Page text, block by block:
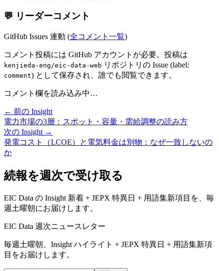
💬 リーダーコメント
GitHub Issues 連動 (全コメント一覧)
コメント投稿には GitHub アカウントが必要。投稿は
kenjieda-eng/eic-data-web リポジトリの Issue (label:
comment) として保存され、誰でも閲覧できます。
コメント欄を読み込み中…
← 前の Insight
電力市場の3層：スポット・容量・需給調整の読み方
次の Insight →
発電コスト（LCOE）と電気料金は別物：なぜ一致しないの
か
続報を週次で受け取る
EIC Data の Insight 新着 + JEPX 特異日 + 用語集新項目を、毎
週土曜朝にお届けします。
EIC Data 週次ニュースレター
毎週土曜朝、Insight ハイライト + JEPX 特異日 + 用語集新項
目をお届けします。